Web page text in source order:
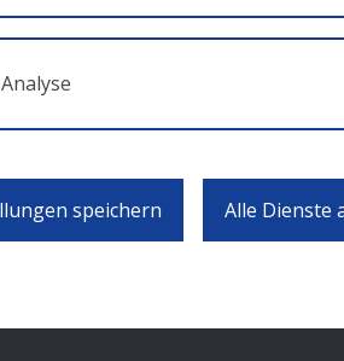
Analyse
speichern Alle Dienste